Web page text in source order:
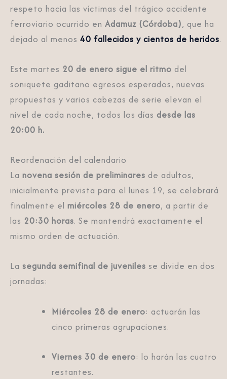
respeto hacia las víctimas del trágico accidente
ferroviario ocurrido en Adamuz (Córdoba), que ha
dejado al menos 40 fallecidos y cientos de heridos.
Este martes 20 de enero sigue el ritmo del
soniquete gaditano egresos esperados, nuevas
propuestas y varios cabezas de serie elevan el
nivel de cada noche, todos los días desde las
20:00 h.
Reordenación del calendario
La novena sesión de preliminares de adultos,
inicialmente prevista para el lunes 19, se celebrará
finalmente el miércoles 28 de enero, a partir de
las 20:30 horas. Se mantendrá exactamente el
mismo orden de actuación.
La segunda semifinal de juveniles se divide en dos
jornadas:
Miércoles 28 de enero: actuarán las
cinco primeras agrupaciones.
Viernes 30 de enero: lo harán las cuatro
restantes.